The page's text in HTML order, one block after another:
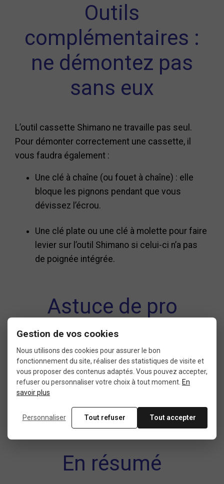
Outils
complémentaires :
ne démontez pas
sans eux
L’outil cassette Shimano ne travaille pas seul.
Pour démonter correctement une cassette, il
vous faudra également :
Une clé à chaîne (ou fouet à chaîne) : elle
bloque les pignons pendant que vous
dévissez l’écrou.
Une clé plate ou une clé à molette pour faire
levier sur l’outil Shimano si celui-ci n’a pas
de poignée intégrée.
Astuce de pro
Avant de démonter votre cassette, pensez à
nettoyer la zone pour éviter que des saletés ne
pénètrent dans le moyeu. Un bon démontage est
aussi l’occasion d’inspecter l’état des pignons, du
chaîne.
En résumé
Gestion de vos cookies
Nous utilisons des cookies pour assurer le bon
fonctionnement du site, réaliser des statistiques de visite et
vous proposer des contenus adaptés. Vous pouvez accepter,
refuser ou personnaliser votre choix à tout moment. En
savoir plus
Personnaliser Tout refuser Tout accepter